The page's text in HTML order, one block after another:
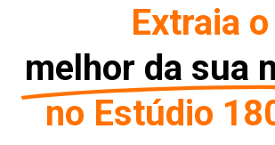
Extraia o
melhor da sua
no Estúdio